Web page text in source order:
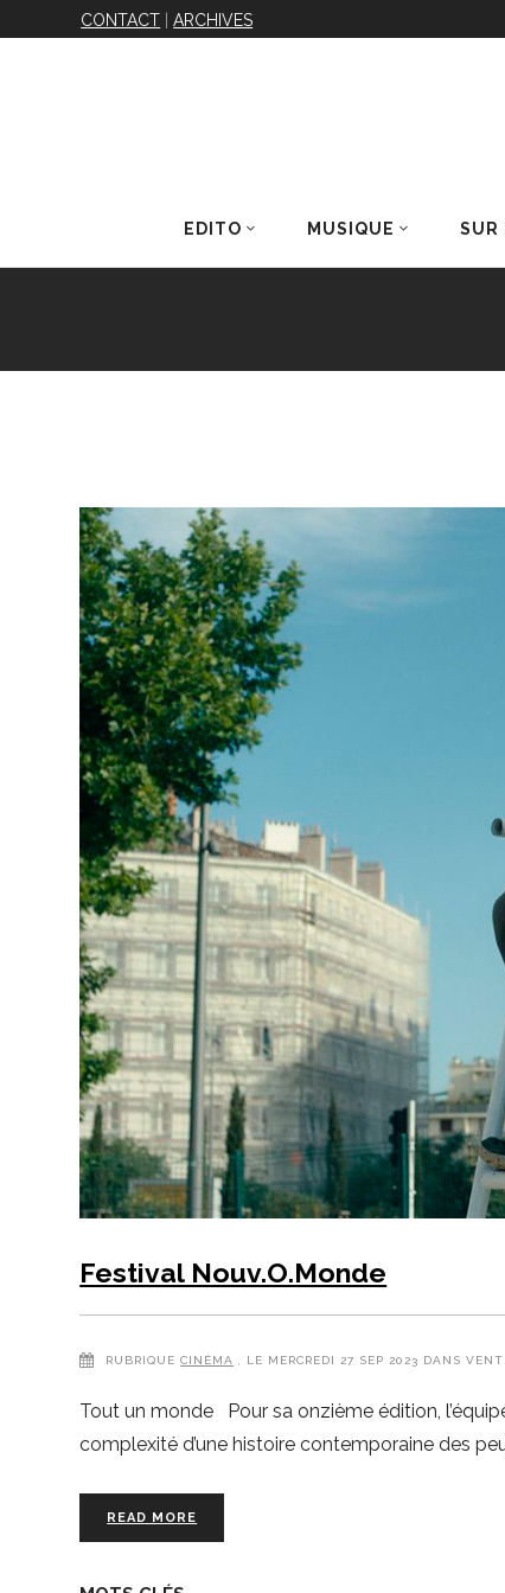
CONTACT |ARCHIVES
EDITO MUSIQUE SUR
Festival Nouv.O.Monde
RUBRIQUE CINÉMA , LE MERCREDI 27 SEP 2023 DANS
Tout un monde Pour sa onzième édition,
complexité d’une histoire contemporaine des
READ MORE